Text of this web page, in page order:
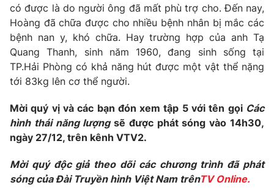
VTV Sức khoẻ Bất động sản
Thị trường 24h Tấm lòng Việt
VTV9 VTV8
Liên hệ tòa soạn English
có được là do người ông đã mất phù trợ cho. Đến nay,
Hoàng đã chữa được cho nhiều bệnh nhân bị mắc các
bệnh nan y, khó chữa. Hay trường hợp của anh Tạ
Quang Thanh, sinh năm 1960, đang sinh sống tại
TP.Hải Phòng có khả năng hút được một vật thể nặng
tới 83kg lên cơ thể người.
Mời quý vị và các bạn đón xem tập 5 với tên gọi Các
hình thái năng lượngsẽ được phát sóng vào 14h30,
ngày 27/12, trên kênh VTV2.
Mời quý độc giả theo dõi các chương trình đã phát
sóng của Đài Truyền hình Việt Nam trênTV Online.